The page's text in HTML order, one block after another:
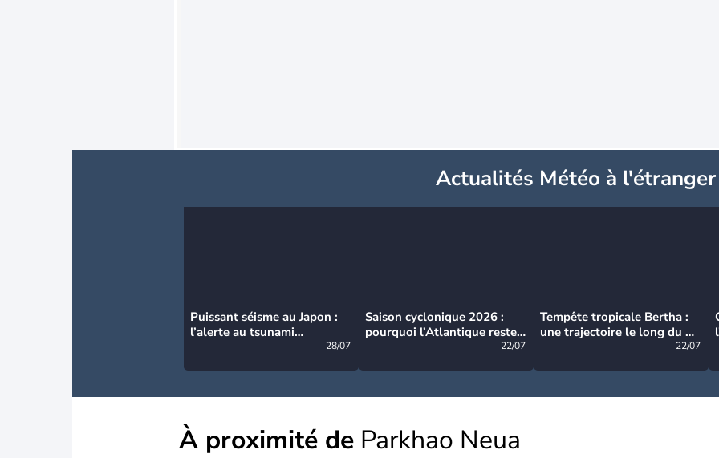
Actualités Météo à l'étranger
Puissant séisme au Japon :
l’alerte au tsunami
28/07
Saison cyclonique 2026 :
pourquoi l’Atlantique reste
22/07
Tempête tropicale Bertha :
une trajectoire le long du du
22/07
À proximité de Parkhao Neua